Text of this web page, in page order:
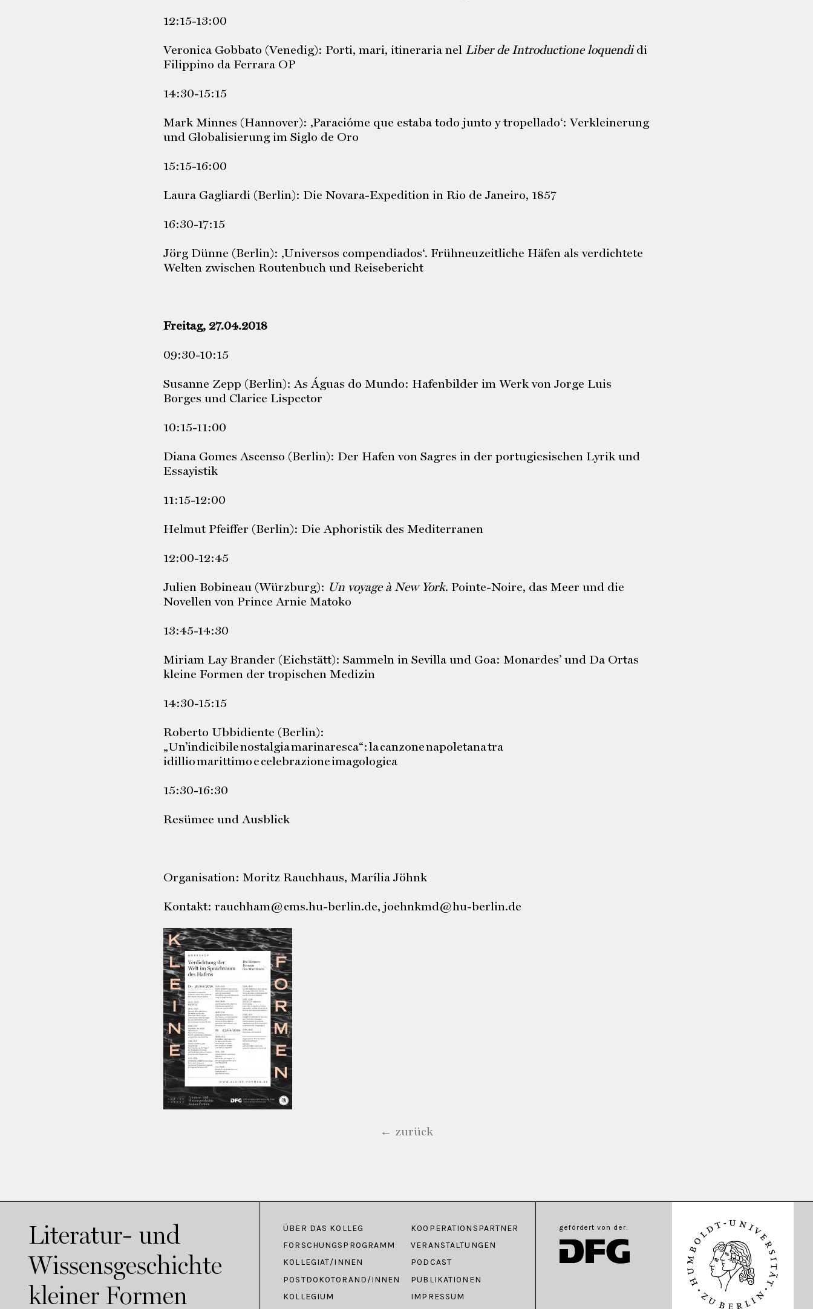
12:15-13:00
Veronica Gobbato (Venedig): Porti, mari, itineraria nel Liber de Introductione loquendidi
Filippino da Ferrara OP
14:30-15:15
Mark Minnes (Hannover): ‚Paracióme que estaba todo junto y tropellado‘: Verkleinerung
und Globalisierung im Siglo de Oro
15:15-16:00
Laura Gagliardi (Berlin): Die Novara-Expedition in Rio de Janeiro, 1857
16:30-17:15
Jörg Dünne (Berlin): ‚Universos compendiados‘. Frühneuzeitliche Häfen als verdichtete
Welten zwischen Routenbuch und Reisebericht
Freitag, 27.04.2018
09:30-10:15
Susanne Zepp (Berlin): As Águas do Mundo: Hafenbilder im Werk von Jorge Luis
Borges und Clarice Lispector
10:15-11:00
Diana Gomes Ascenso (Berlin): Der Hafen von Sagres in der portugiesischen Lyrik und
Essayistik
11:15-12:00
Helmut Pfeiffer (Berlin): Die Aphoristik des Mediterranen
12:00-12:45
Julien Bobineau (Würzburg): Un voyage à New York. Pointe-Noire, das Meer und die
Novellen von Prince Arnie Matoko
13:45-14:30
Miriam Lay Brander (Eichstätt): Sammeln in Sevilla und Goa: Monardes’ und Da Ortas
kleine Formen der tropischen Medizin
14:30-15:15
Roberto Ubbidiente (Berlin):
„Un’indicibile nostalgia marinaresca“: la canzone napoletana tra
idillio marittimo e celebrazione imagologica
15:30-16:30
Resümee und Ausblick
Organisation: Moritz Rauchhaus, Marília Jöhnk
Kontakt: rauchham@cms.hu-berlin.de, joehnkmd@hu-berlin.de
← zurück
Literatur- und
Wissensgeschichte
kleiner Formen
ÜBER DAS KOLLEG
FORSCHUNGSPROGRAMM
KOLLEGIAT/INNEN
POSTDOKOTORAND/INNEN
KOLLEGIUM
KOOPERATIONSPARTNER
VERANSTALTUNGEN
PODCAST
PUBLIKATIONEN
IMPRESSUM
gefördert von der: